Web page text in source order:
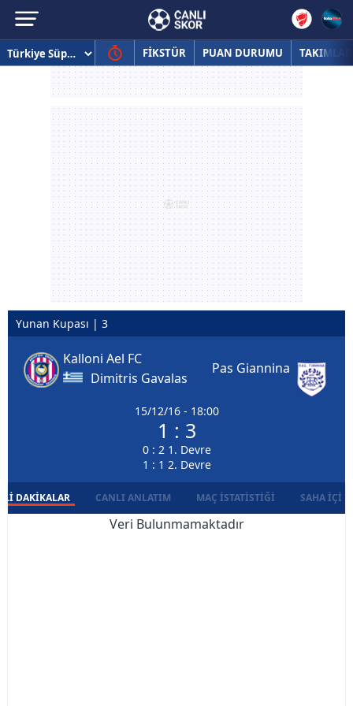
FİKSTÜR PUAN DURUMU TAKIMLAR
Yunan Kupası | 3
Kalloni Ael FC
Dimitris Gavalas
15/12/16 - 18:00
1 : 3
0 : 2 1. Devre
1 : 1 2. Devre
Pas Giannina
DAKIKALAR CANLI ANLATIM MAÇ İSTATISTIĞI SAHA İÇI
Veri Bulunmamaktadır